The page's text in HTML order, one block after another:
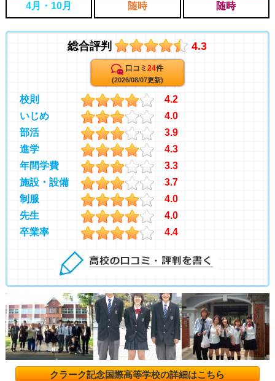
4月・10月
随時
随時
総合評判 4.3
口コミ24件
(2026/08/07更新)
校則
4.2
いじめ
4.0
部活
3.9
進学
4.3
年間学費
3.3
施設・設備
3.7
制服
4.0
先生
4.0
卒業率
4.4
クラーク記念国際高等学校の詳細はこちら